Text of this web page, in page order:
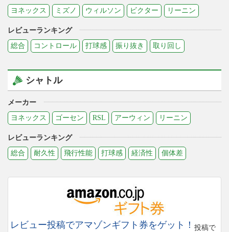
ヨネックス
ミズノ ウィルソン ビクター リーニン
レビューランキング
総合
コントロール 打球感 振り抜き 取り回し
シャトル
メーカー
ヨネックス
ゴーセン RSL アーウィン リーニン
レビューランキング
総合
耐久性 飛行性能 打球感 経済性 個体差
レビュー投稿でアマゾンギフト券をゲット！ 投稿で